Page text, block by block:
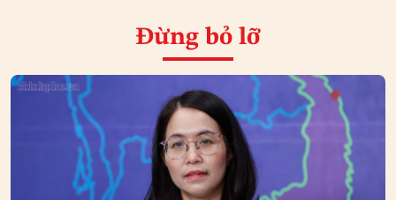
Đừng bỏ lỡ